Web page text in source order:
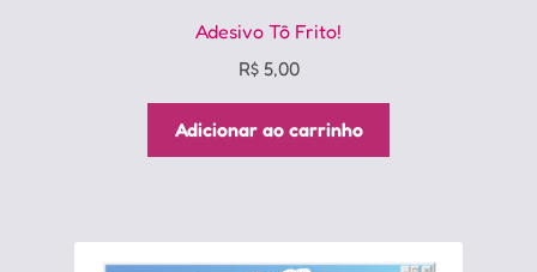
Adesivo Tô Frito!
R$5,00
Adicionar ao carrinho